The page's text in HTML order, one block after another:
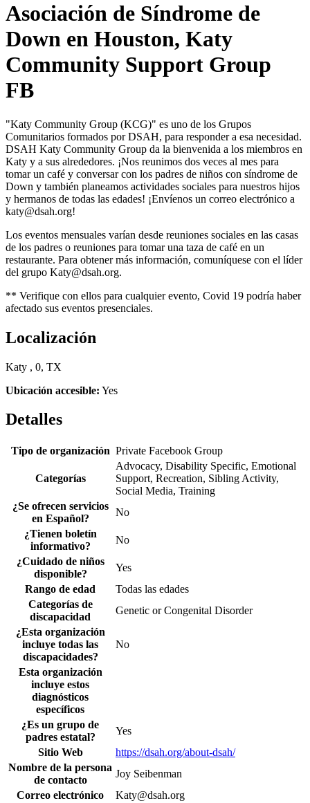
Asociación de Síndrome de
Down en Houston, Katy
Community Support Group
FB
"Katy Community Group (KCG)" es uno de los Grupos
Comunitarios formados por DSAH, para responder a esa necesidad.
DSAH Katy Community Group da la bienvenida a los miembros en
Katy y a sus alrededores. ¡Nos reunimos dos veces al mes para
tomar un café y conversar con los padres de niños con síndrome de
Down y también planeamos actividades sociales para nuestros hijos
y hermanos de todas las edades! ¡Envíenos un correo electrónico a
katy@dsah.org!
Los eventos mensuales varían desde reuniones sociales en las casas
de los padres o reuniones para tomar una taza de café en un
restaurante. Para obtener más información, comuníquese con el líder
del grupo Katy@dsah.org.
** Verifique con ellos para cualquier evento, Covid 19 podría haber
afectado sus eventos presenciales.
Localización
Katy , 0, TX
Ubicación accesible: Yes
Detalles
Tipo de organización Private Facebook Group
Categorías
Advocacy, Disability Specific, Emotional
Support, Recreation, Sibling Activity,
Social Media, Training
¿Se ofrecen servicios
en Español?
No
¿Tienen boletín
informativo?
No
¿Cuidado de niños
disponible?
Yes
Rango de edad
Todas las edades
Categorías de
discapacidad
Genetic or Congenital Disorder
¿Esta organización
incluye todas las
discapacidades?
No
Esta organización
incluye estos
diagnósticos
específicos
¿Es un grupo de
padres estatal?
Yes
Sitio Web
https://dsah.org/about-dsah/
Nombre de la persona
de contacto
Joy Seibenman
Correo electrónico
Katy@dsah.org